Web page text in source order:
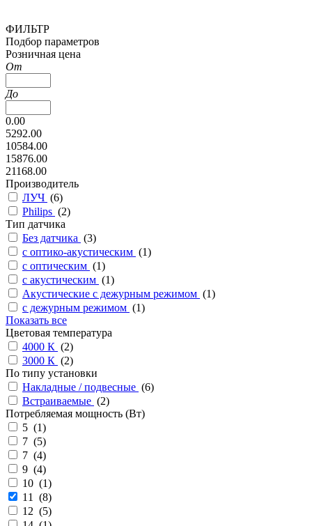
ФИЛЬТР
Подбор параметров
Розничная цена
От
До
0.00
5292.00
10584.00
15876.00
21168.00
Производитель
ЛУЧ (6)
Philips (2)
Тип датчика
Без датчика (3)
с оптико-акустическим (1)
с оптическим (1)
с акустическим (1)
Акустические с дежурным режимом (1)
с дежурным режимом (1)
Показать все
Цветовая температура
4000 К (2)
3000 К (2)
По типу установки
Накладные / подвесные (6)
Встраиваемые (2)
Потребляемая мощность (Вт)
5 (1)
7 (5)
7 (4)
9 (4)
10 (1)
11 (8)
12 (5)